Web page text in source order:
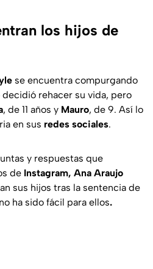
los hijos de
se encuentra compurgando
decidió rehacer su vida, pero
, de 11 años y Mauro, de 9. Así lo
en sus redes sociales.
y respuestas que
de Instagram, Ana Araujo
sus hijos tras la sentencia de
ha sido fácil para ellos.